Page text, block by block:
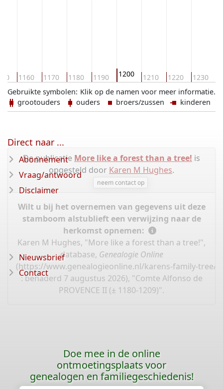
1160 1170 1180 1190 1200 1210 1220 1230
Klik op de namen voor meer informatie.
Gebruikte symbolen:
grootouders
ouders broers/zussen kinderen
De publicatie More like a forest than a tree! is
opgesteld door Karen M Hughes.
neem contact op
Wilt u bij het overnemen van gegevens uit deze
stamboom alstublieft een verwijzing naar de
herkomst opnemen:
Karen M Hughes, "More like a forest than a tree!",
database, Genealogie Online
(https://www.genealogieonline.nl/karens-family-tree/
: benaderd 7 augustus 2026), "Comte Alfonso de
PROVENCE II (± 1180-1209)".
Direct naar ...
Abonnement
Vraag/antwoord
Disclaimer
Nieuwsbrief
Contact
Doe mee in de online
ontmoetingsplaats voor
genealogen en familiegeschiedenis!